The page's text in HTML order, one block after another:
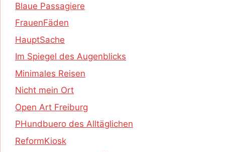
Blaue Passagiere
FrauenFäden
HauptSache
Im Spiegel des Augenblicks
Minimales Reisen
Nicht mein Ort
Open Art Freiburg
PHundbuero des Alltäglichen
ReformKiosk